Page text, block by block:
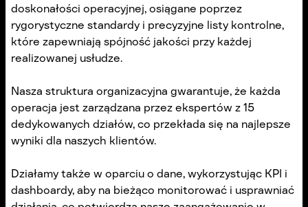
doskonałości operacyjnej, osiągane poprzez
rygorystyczne standardy i precyzyjne listy kontrolne,
które zapewniają spójność jakości przy każdej
realizowanej usłudze.
Nasza struktura organizacyjna gwarantuje, że każda
operacja jest zarządzana przez ekspertów z 15
dedykowanych działów, co przekłada się na najlepsze
wyniki dla naszych klientów.
Działamy także w oparciu o dane, wykorzystując KPI i
dashboardy, aby na bieżąco monitorować i usprawniać